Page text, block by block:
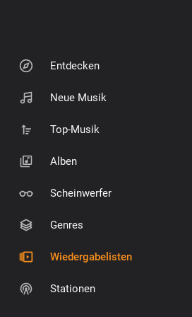
Entdecken
Neue Musik
Top-Musik
Alben
Scheinwerfer
Genres
Wiedergabelisten
Stationen